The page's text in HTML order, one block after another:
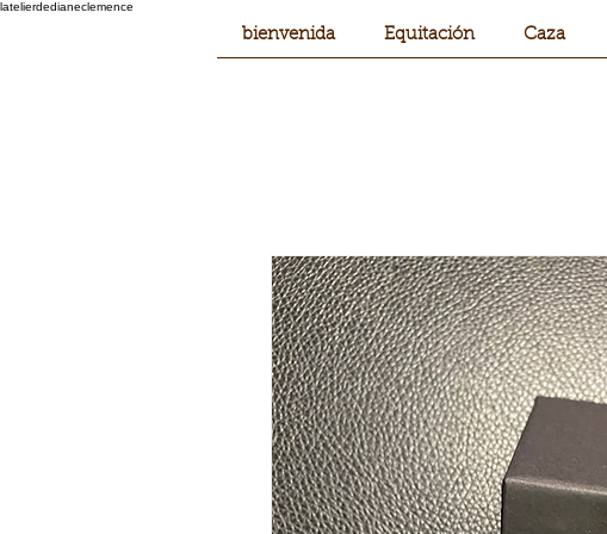
latelierdedianeclemence
bienvenida Equitación Caza